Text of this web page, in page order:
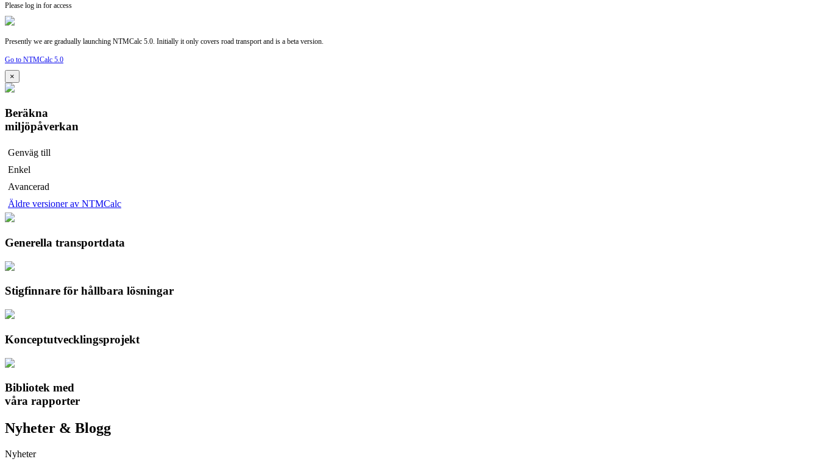
Please log in for access
Presently we are gradually launching NTMCalc 5.0. Initially it only covers road transport and is a beta version.
Go to NTMCalc 5.0
×
Beräkna
miljöpåverkan
Genväg till
Enkel
Avancerad
Äldre versioner av NTMCalc
Generella transportdata
Stigfinnare för hållbara lösningar
Konceptutvecklings­projekt
Bibliotek med
våra rapporter
Nyheter & Blogg
Nyheter